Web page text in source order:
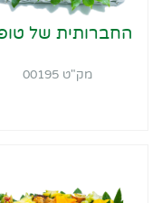
החברותית של
מק"ט 00195